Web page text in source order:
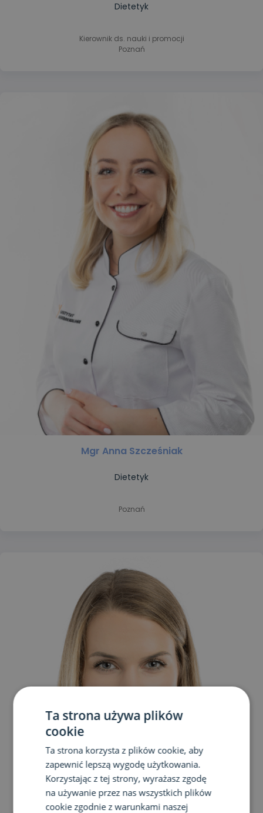
Dietetyk
Kierownik ds. nauki i promocji
Poznań
Mgr Anna Szcześniak
Dietetyk
Poznań
Ta strona używa plików
cookie
Ta strona korzysta z plików cookie, aby
zapewnić lepszą wygodę użytkowania.
Korzystając z tej strony, wyrażasz zgodę
na używanie przez nas wszystkich plików
cookie zgodnie z warunkami naszej